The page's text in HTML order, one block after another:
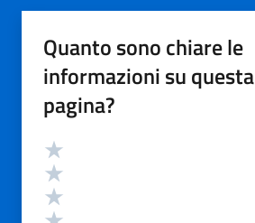
Quanto sono chiare le
informazioni su questa
pagina?
Valutazione